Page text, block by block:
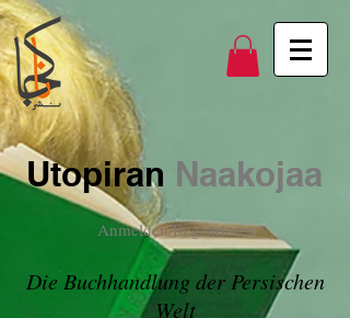
Utopiran Naakojaa
Anmelden/Registrieren
Die Buchhandlung der Persischen
Welt